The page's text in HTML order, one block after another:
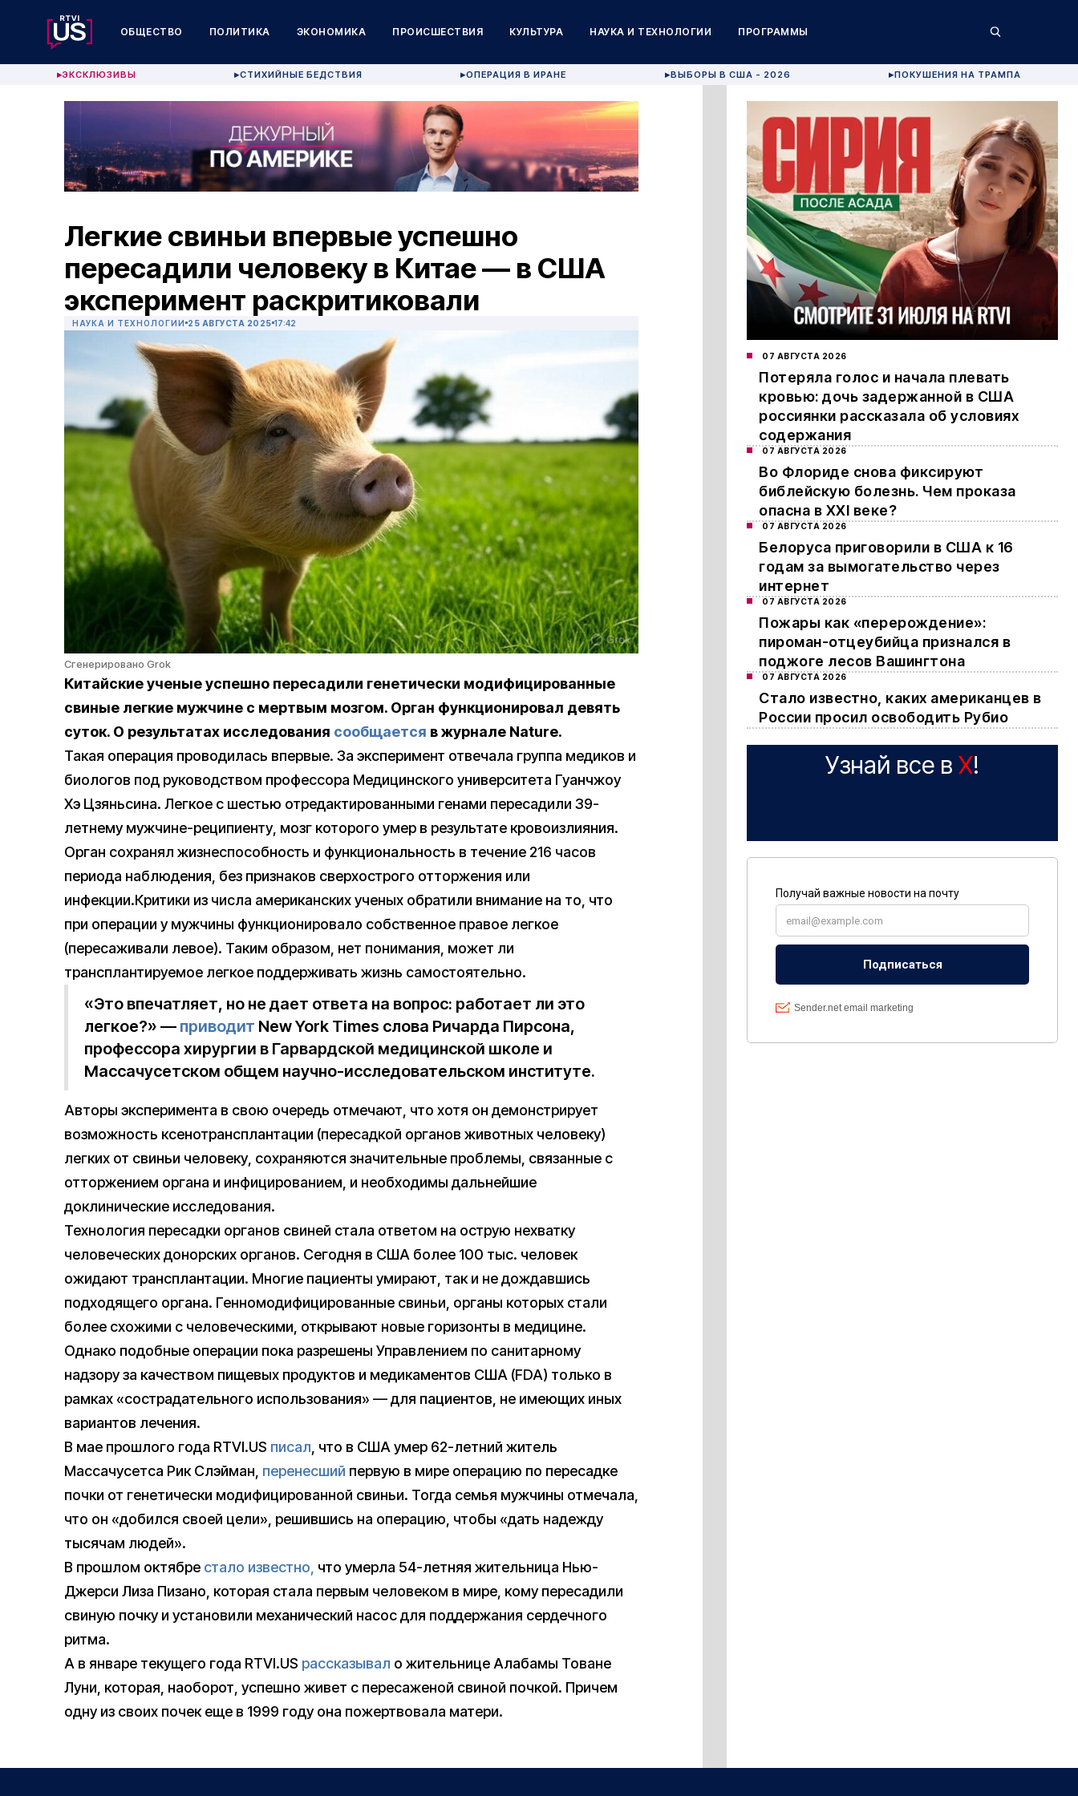
ОБЩЕСТВО ПОЛИТИКА ЭКОНОМИКА ПРОИСШЕСТВИЯ КУЛЬТУРА НАУКА И ТЕХНОЛОГИИ ПРОГРАММЫ
▶ЭКСКЛЮЗИВЫ ▶СТИХИЙНЫЕ БЕДСТВИЯ ▶ОПЕРАЦИЯ В ИРАНЕ ▶ВЫБОРЫ В США - 2026 ▶ПОКУШЕНИЯ НА ТРАМПА
Легкие свиньи впервые успешно
пересадили человеку в Китае — в США
эксперимент раскритиковали
НАУКА И ТЕХНОЛОГИИ 25 АВГУСТА 2025 17:42
Сгенерировано Grok
Китайские ученые успешно пересадили генетически модифицированные
свиные легкие мужчине с мертвым мозгом. Орган функционировал девять
суток. О результатах исследования сообщается в журнале Nature.
Такая операция проводилась впервые. За эксперимент отвечала группа медиков и
биологов под руководством профессора Медицинского университета Гуанчжоу
Хэ Цзяньсина. Легкое с шестью отредактированными генами пересадили 39-
летнему мужчине-реципиенту, мозг которого умер в результате кровоизлияния.
Орган сохранял жизнеспособность и функциональность в течение 216 часов
периода наблюдения, без признаков сверхострого отторжения или
инфекции.Критики из числа американских ученых обратили внимание на то, что
при операции у мужчины функционировало собственное правое легкое
(пересаживали левое). Таким образом, нет понимания, может ли
трансплантируемое легкое поддерживать жизнь самостоятельно.
«Это впечатляет, но не дает ответа на вопрос: работает ли это
легкое?» — приводит New York Times слова Ричарда Пирсона,
профессора хирургии в Гарвардской медицинской школе и
Массачусетском общем научно-исследовательском институте.
Авторы эксперимента в свою очередь отмечают, что хотя он демонстрирует
возможность ксенотрансплантации (пересадкой органов животных человеку)
легких от свиньи человеку, сохраняются значительные проблемы, связанные с
отторжением органа и инфицированием, и необходимы дальнейшие
доклинические исследования.
Технология пересадки органов свиней стала ответом на острую нехватку
человеческих донорских органов. Сегодня в США более 100 тыс. человек
ожидают трансплантации. Многие пациенты умирают, так и не дождавшись
подходящего органа. Генномодифицированные свиньи, органы которых стали
более схожими с человеческими, открывают новые горизонты в медицине.
Однако подобные операции пока разрешены Управлением по санитарному
надзору за качеством пищевых продуктов и медикаментов США (FDA) только в
рамках «сострадательного использования» — для пациентов, не имеющих иных
вариантов лечения.
В мае прошлого года RTVI.US писал , что в США умер 62-летний житель
Массачусетса Рик Слэйман, перенесший первую в мире операцию по пересадке
почки от генетически модифицированной свиньи. Тогда семья мужчины отмечала,
что он «добился своей цели», решившись на операцию, чтобы «дать надежду
тысячам людей».
В прошлом октябре стало известно, что умерла 54-летняя жительница Нью-
Джерси Лиза Пизано, которая стала первым человеком в мире, кому пересадили
свиную почку и установили механический насос для поддержания сердечного
ритма.
А в январе текущего года RTVI.US рассказывал о жительнице Алабамы Товане
Луни, которая, наоборот, успешно живет с пересаженой свиной почкой. Причем
одну из своих почек еще в 1999 году она пожертвовала матери.
07 АВГУСТА 2026
Потеряла голос и начала плевать
кровью: дочь задержанной в США
россиянки рассказала об условиях
содержания
07 АВГУСТА 2026
Во Флориде снова фиксируют
библейскую болезнь. Чем проказа
опасна в XXI веке?
07 АВГУСТА 2026
Белоруса приговорили в США к 16
годам за вымогательство через
интернет
07 АВГУСТА 2026
Пожары как «перерождение»:
пироман-отцеубийца признался в
поджоге лесов Вашингтона
07 АВГУСТА 2026
Стало известно, каких американцев в
России просил освободить Рубио
Узнай все в X!